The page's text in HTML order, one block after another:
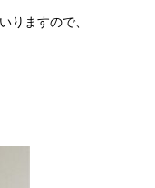
りますので、